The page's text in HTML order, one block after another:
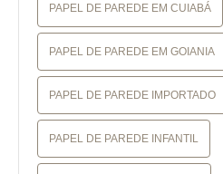
PAPEL DE PAREDE EM CUIABÁ
PAPEL DE PAREDE EM GOIANIA
PAPEL DE PAREDE IMPORTADO
PAPEL DE PAREDE INFANTIL